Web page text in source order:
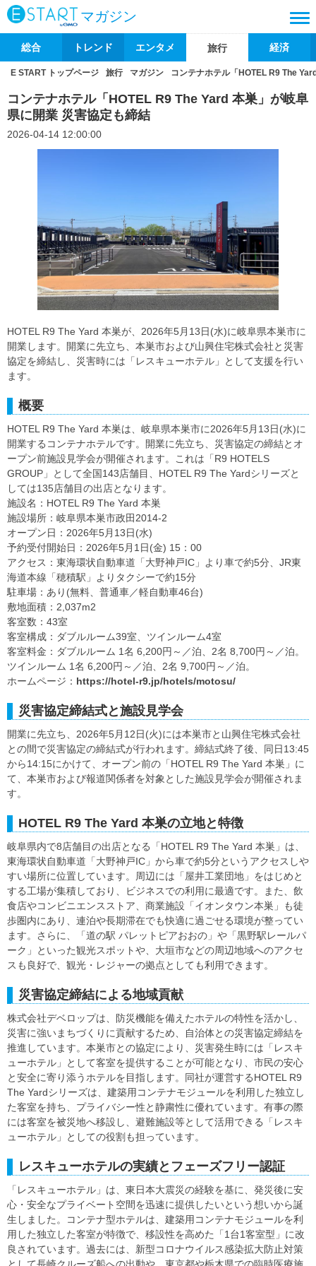
マガジン
総合 トレンド エンタメ 旅行 経済
E START トップページ 旅行 マガジン コンテナホテル「HOTEL R9 The
コンテナホテル「HOTEL R9 The Yard 本巣」が岐阜
県に開業 災害協定も締結
2026-04-14 12:00:00
HOTEL R9 The Yard 本巣が、2026年5月13日(水)に岐阜県本巣市に
開業します。開業に先立ち、本巣市および山興住宅株式会社と災害
協定を締結し、災害時には「レスキューホテル」として支援を行い
ます。
概要
HOTEL R9 The Yard 本巣は、岐阜県本巣市に2026年5月13日(水)に
開業するコンテナホテルです。開業に先立ち、災害協定の締結とオ
ープン前施設見学会が開催されます。これは「R9 HOTELS
GROUP」として全国143店舗目、HOTEL R9 The Yardシリーズと
しては135店舗目の出店となります。
施設名：HOTEL R9 The Yard 本巣
施設場所：岐阜県本巣市政田2014-2
オープン日：2026年5月13日(水)
予約受付開始日：2026年5月1日(金) 15：00
アクセス：東海環状自動車道「大野神戸IC」より車で約5分、JR東
海道本線「穂積駅」よりタクシーで約15分
駐車場：あり(無料、普通車／軽自動車46台)
敷地面積：2,037m2
客室数：43室
客室構成：ダブルルーム39室、ツインルーム4室
客室料金：ダブルルーム 1名 6,200円～／泊、2名 8,700円～／泊。
ツインルーム 1名 6,200円～／泊、2名 9,700円～／泊。
ホームページ： https://hotel-r9.jp/hotels/motosu/
災害協定締結式と施設見学会
開業に先立ち、2026年5月12日(火)には本巣市と山興住宅株式会社
との間で災害協定の締結式が行われます。締結式終了後、同日13:45
から14:15にかけて、オープン前の「HOTEL R9 The Yard 本巣」に
て、本巣市および報道関係者を対象とした施設見学会が開催されま
す。
HOTEL R9 The Yard 本巣の立地と特徴
岐阜県内で8店舗目の出店となる「HOTEL R9 The Yard 本巣」は、
東海環状自動車道「大野神戸IC」から車で約5分というアクセスしや
すい場所に位置しています。周辺には「屋井工業団地」をはじめと
する工場が集積しており、ビジネスでの利用に最適です。また、飲
食店やコンビニエンスストア、商業施設「イオンタウン本巣」も徒
歩圏内にあり、連泊や長期滞在でも快適に過ごせる環境が整ってい
ます。さらに、「道の駅 パレットピアおおの」や「黒野駅レールパ
ーク」といった観光スポットや、大垣市などの周辺地域へのアクセ
スも良好で、観光・レジャーの拠点としても利用できます。
災害協定締結による地域貢献
株式会社デベロップは、防災機能を備えたホテルの特性を活かし、
災害に強いまちづくりに貢献するため、自治体との災害協定締結を
推進しています。本巣市との協定により、災害発生時には「レスキ
ューホテル」として客室を提供することが可能となり、市民の安心
と安全に寄り添うホテルを目指します。同社が運営するHOTEL R9
The Yardシリーズは、建築用コンテナモジュールを利用した独立し
た客室を持ち、プライバシー性と静粛性に優れています。有事の際
には客室を被災地へ移設し、避難施設等として活用できる「レスキ
ューホテル」としての役割も担っています。
レスキューホテルの実績とフェーズフリー認証
「レスキューホテル」は、東日本大震災の経験を基に、発災後に安
心・安全なプライベート空間を迅速に提供したいという想いから誕
生しました。コンテナ型ホテルは、建築用コンテナモジュールを利
用した独立した客室が特徴で、移設性を高めた「1台1客室型」に改
良されています。過去には、新型コロナウイルス感染拡大防止対策